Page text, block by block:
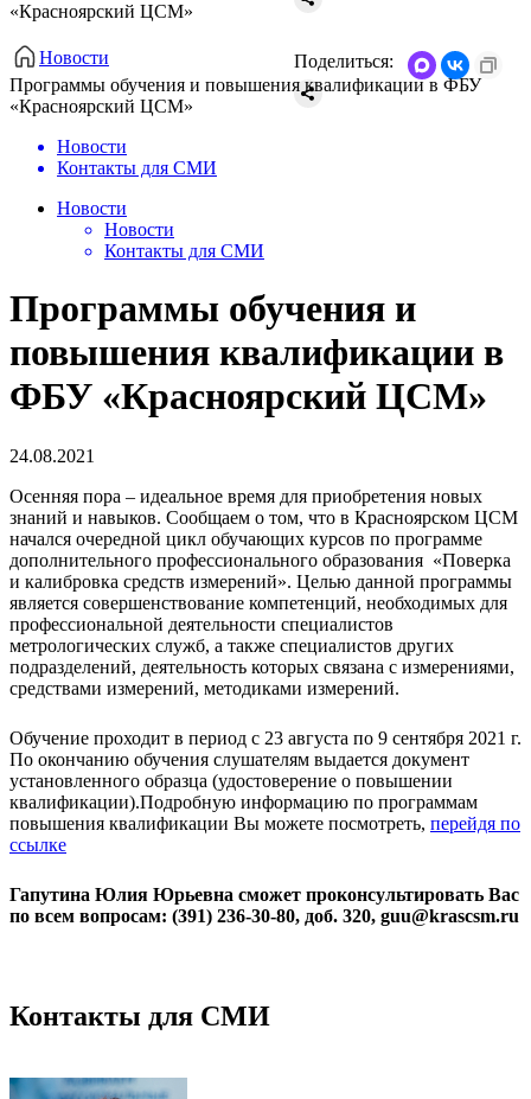
«Красноярский ЦСМ»
Новости
​Программы обучения и повышения квалификации в ФБУ
«Красноярский ЦСМ»
Поделиться:
Новости
Контакты для СМИ
Новости
Новости
Контакты для СМИ
​Программы обучения и
повышения квалификации в
ФБУ «Красноярский ЦСМ»
24.08.2021
Осенняя пора – идеальное время для приобретения новых
знаний и навыков. Сообщаем о том, что в Красноярском ЦСМ
начался очередной цикл обучающих курсов по программе
дополнительного профессионального образования «Поверка
и калибровка средств измерений». Целью данной программы
является совершенствование компетенций, необходимых для
профессиональной деятельности специалистов
метрологических служб, а также специалистов других
подразделений, деятельность которых связана с измерениями,
средствами измерений, методиками измерений.
Обучение проходит в период с 23 августа по 9 сентября 2021 г.
По окончанию обучения слушателям выдается документ
установленного образца (удостоверение о повышении
квалификации).Подробную информацию по программам
повышения квалификации Вы можете посмотреть, перейдя по
ссылке
Гапутина Юлия Юрьевна сможет проконсультировать Вас
по всем вопросам: (391) 236-30-80, доб. 320, guu@krascsm.ru
Контакты для СМИ